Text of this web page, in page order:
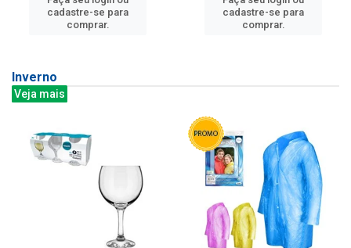
cadastre-se para
comprar.
cadastre-se para
comprar.
Inverno
Veja mais